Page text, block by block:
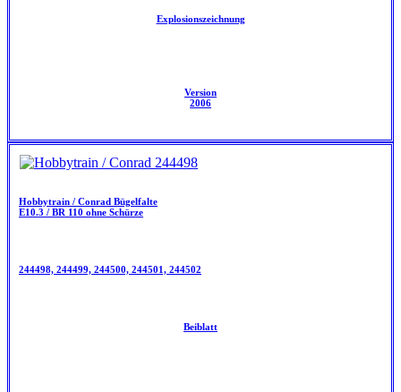
Explosionszeichnung
Version
2006
Hobbytrain / Conrad Bügelfalte
E10.3 / BR 110 ohne Schürze
244498, 244499, 244500, 244501, 244502
Beiblatt